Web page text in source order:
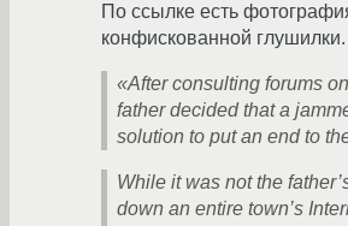
По ссылке есть
конфискованной глушилки.
«After consulting forums
father decided that a
solution to put an end to
While it was not the
down an entire town’s